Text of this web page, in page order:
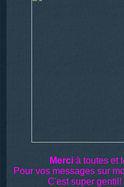
Merci à toutes et
Pour vos messages sur
C'est super gentil!